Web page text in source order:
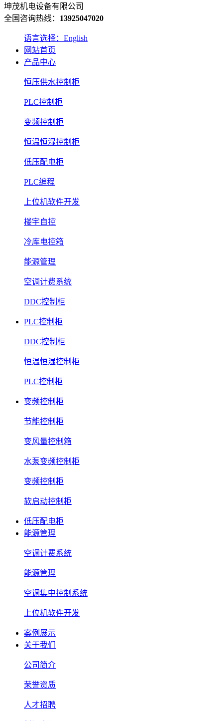
坤茂机电设备有限公司
全国咨询热线： 13925047020
语言选择：English
网站首页
产品中心
恒压供水控制柜
PLC控制柜
变频控制柜
恒温恒湿控制柜
低压配电柜
PLC编程
上位机软件开发
楼宇自控
冷库电控箱
能源管理
空调计费系统
DDC控制柜
PLC控制柜
DDC控制柜
恒温恒湿控制柜
PLC控制柜
变频控制柜
节能控制柜
变风量控制箱
水泵变频控制柜
变频控制柜
软启动控制柜
低压配电柜
能源管理
空调计费系统
能源管理
空调集中控制系统
上位机软件开发
案例展示
关于我们
公司简介
荣誉资质
人才招聘